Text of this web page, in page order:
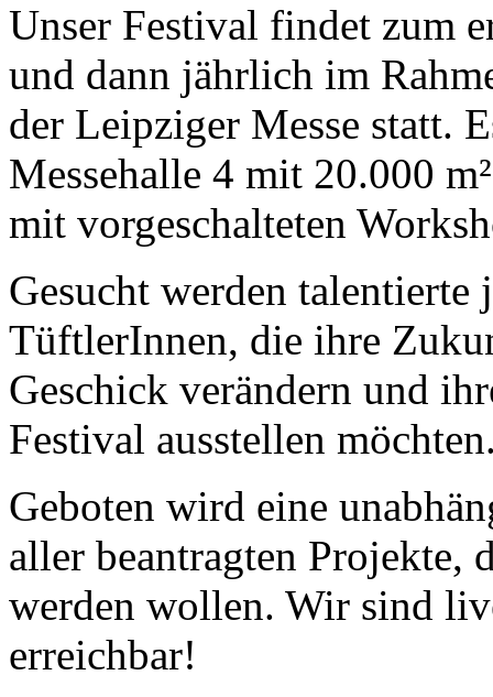
Unser Festival findet zum
und dann jährlich im
der Leipziger Messe statt.
Messehalle 4 mit 20.000
mit vorgeschalteten
Gesucht werden
TüftlerInnen, die ihre
Geschick verändern und
Festival ausstellen
Geboten wird eine
aller beantragten Projekte,
werden wollen. Wir sind
erreichbar!